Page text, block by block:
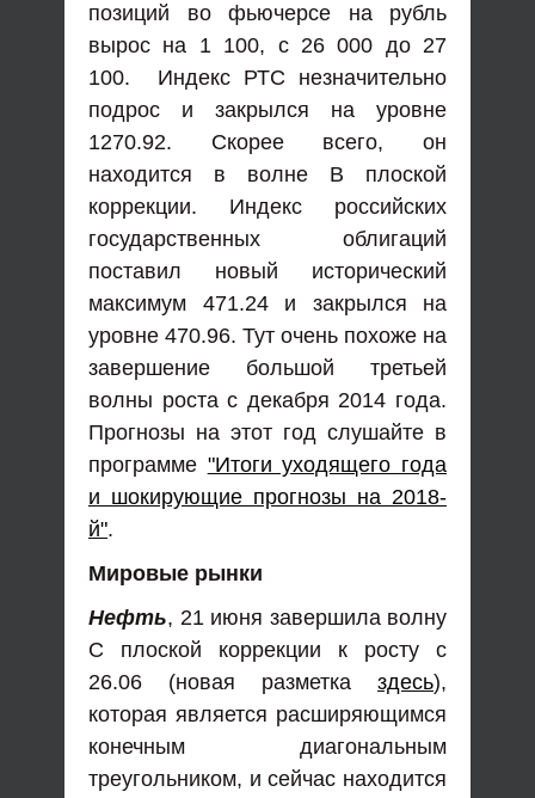
позиций во фьючерсе на рубль
вырос на 1 100, с 26 000 до 27
100. Индекс РТС незначительно
подрос и закрылся на уровне
1270.92. Скорее всего, он
находится в волне В плоской
коррекции. Индекс российских
государственных облигаций
поставил новый исторический
максимум 471.24 и закрылся на
уровне 470.96. Тут очень похоже на
завершение большой третьей
волны роста с декабря 2014 года.
Прогнозы на этот год слушайте в
программе "Итоги уходящего года
и шокирующие прогнозы на 2018-
й".
Мировые рынки
Нефть, 21 июня завершила волну
С плоской коррекции к росту с
26.06 (новая разметка здесь),
которая является расширяющимся
конечным диагональным
треугольником, и сейчас находится